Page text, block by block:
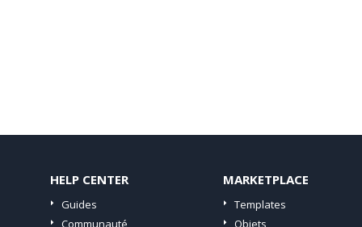
HELP CENTER
Guides
Communauté
MARKETPLACE
Templates
Objets